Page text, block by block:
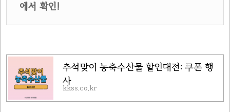
에서 확인!
추석맞이 농축수산물 할인대전: 쿠폰 행
사
kkss.co.kr